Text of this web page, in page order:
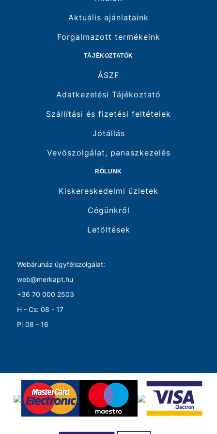
Aktuális ajánlataink
Forgalmazott termékeink
TÁJÉKOZTATÓK
ÁSZF
Adatkezelési Tájékoztató
Szállítási és fizetési feltételek
Jótállás
Vevőszolgálat, panaszkezelés
RÓLUNK
Kiskereskedelmi üzletek
Cégünkről
Letöltések
Webáruház ügyfélszolgálat:
web@merkapt.hu
+36 70 000 2503
H - Cs: 08 - 17
P: 08 - 16